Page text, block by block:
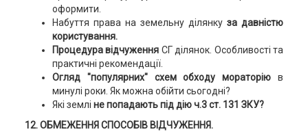
оформити.
Набуття права на земельну ділянкуза давністю
користування.
Процедура відчуження СГ ділянок. Особливості та
практичні рекомендації.
Огляд "популярних" схем обходу мораторіюв
минулі роки. Як можна обійти сьогодні?
Які землі не попадають під дію ч.3 ст. 131 ЗКУ?
12. ОБМЕЖЕННЯ СПОСОБІВ ВІДЧУЖЕННЯ.